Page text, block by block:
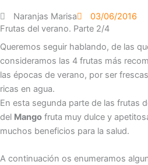
Naranjas Marisa
03/06/2016
Frutas del verano. Parte 2/4
Queremos seguir hablando, de las
consideramos las 4 frutas más
las épocas de verano, por ser
ricas en agua.
En esta segunda parte de las frutas
del Mango fruta muy dulce y
muchos beneficios para la salud.
A continuación os enumeramos